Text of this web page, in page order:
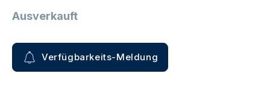
Ausverkauft
Verfügbarkeits-Meldung